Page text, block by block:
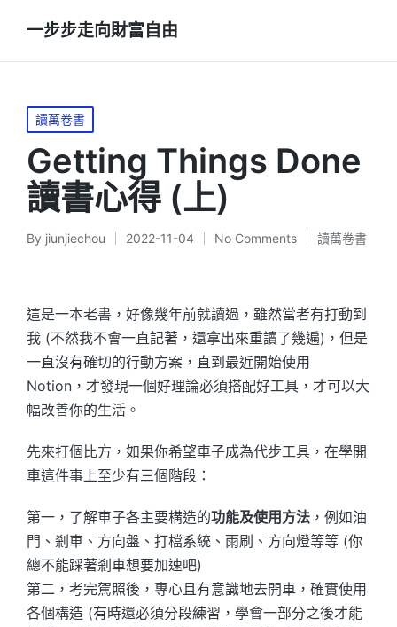
一步步走向財富自由
Posted
in
讀萬卷書
Getting Things Done
讀書心得 (上)
Posted
By jiunjiechou 2022-11-04 No Comments
Posted
讀萬卷書
這是一本老書，好像幾年前就讀過，雖然當者有打動到
我 (不然我不會一直記著，還拿出來重讀了幾遍)，但是
一直沒有確切的行動方案，直到最近開始使用
Notion，才發現一個好理論必須搭配好工具，才可以大
幅改善你的生活。
先來打個比方，如果你希望車子成為代步工具，在學開
車這件事上至少有三個階段：
第一，了解車子各主要構造的功能及使用方法 ，例如油
門、剎車、方向盤、打檔系統、雨刷、方向燈等等 (你
總不能踩著剎車想要加速吧)
第二，考完駕照後，專心且有意識地去開車，確實使用
各個構造 (有時還必須分段練習，學會一部分之後才能